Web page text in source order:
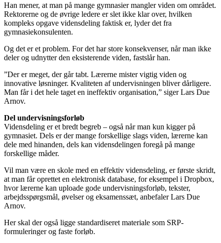
Han mener, at man på mange gymnasier mangler viden om området.
Rektorerne og de øvrige ledere er slet ikke klar over, hvilken
kompleks opgave vidensdeling faktisk er, lyder det fra
gymnasiekonsulenten.
Og det er et problem. For det har store konsekvenser, når man ikke
deler og udnytter den eksisterende viden, fastslår han.
”Der er meget, der går tabt. Lærerne mister vigtig viden og
innovative løsninger. Kvaliteten af undervisningen bliver dårligere.
Man får i det hele taget en ineffektiv organisation,” siger Lars Due
Arnov.
Del undervisningsforløb
Vidensdeling er et bredt begreb – også når man kun kigger på
gymnasiet. Dels er der mange forskellige slags viden, lærerne kan
dele med hinanden, dels kan vidensdelingen foregå på mange
forskellige måder.
Vil man være en skole med en effektiv vidensdeling, er første skridt,
at man får oprettet en elektronisk database, for eksempel i Dropbox,
hvor lærerne kan uploade gode undervisningsforløb, tekster,
arbejdsspørgsmål, øvelser og eksamenssæt, anbefaler Lars Due
Arnov.
Her skal der også ligge standardiseret materiale som SRP-
formuleringer og faste forløb.